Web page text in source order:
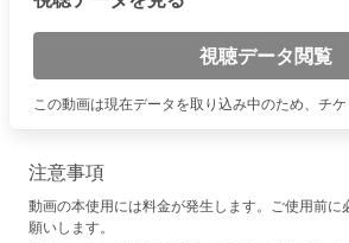
視聴データ閲覧
この動画は現在データを取り込み中のため、チケ
注意事項
動画の本使用には料金が発生します。ご使用前に
願いします。